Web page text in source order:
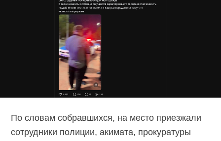
По словам собравшихся, на место приезжали
сотрудники полиции, акимата, прокуратуры